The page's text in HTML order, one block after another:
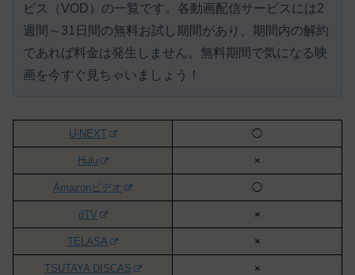
ビス（VOD）の一覧です。各動画配信サービスには2
週間～31日間の無料お試し期間があり、期間内の解約
であれば料金は発生しません。 無料期間で気になる映
画を今すぐ見ちゃいましょう！
U-NEXT ◯
Hulu ×
Amazonビデオ ◯
dTV ×
TELASA ×
TSUTAYA DISCAS ×